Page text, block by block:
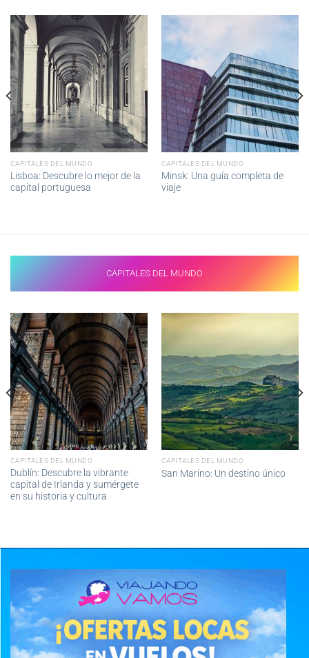
CAPITALES DEL MUNDO
Lisboa: Descubre lo mejor de la
capital portuguesa
CAPITALES DEL MUNDO
Minsk: Una guía completa de
viaje
CAPITALES DEL MUNDO
CAPITALES DEL MUNDO
Dublín: Descubre la vibrante
capital de Irlanda y sumérgete
en su historia y cultura
CAPITALES DEL MUNDO
San Marino: Un destino único